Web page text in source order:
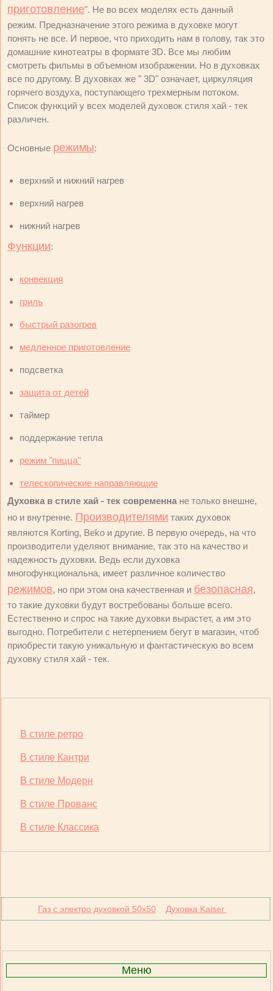
приготовление". Не во всех моделях есть данный
режим. Предназначение этого режима в духовке могут
понять не все. И первое, что приходить нам в голову, так это
домашние кинотеатры в формате 3D. Все мы любим
смотреть фильмы в объемном изображении. Но в духовках
все по другому. В духовках же " 3D" означает, циркуляция
горячего воздуха, поступающего трехмерным потоком.
Список функций у всех моделей духовок стиля хай - тек
различен.
Основные режимы:
верхний и нижний нагрев
верхний нагрев
нижний нагрев
Функции:
конвекция
гриль
быстрый разогрев
медленное приготовление
подсветка
защита от детей
таймер
поддержание тепла
режим "пицца"
телескопические направляющие
Духовка в стиле хай - тек современна не только внешне,
но и внутренне. Производителями таких духовок
являются Korting, Beko и другие. В первую очередь, на что
производители уделяют внимание, так это на качество и
надежность духовки. Ведь если духовка
многофункциональна, имеет различное количество
режимов, но при этом она качественная и безопасная,
то такие духовки будут востребованы больше всего.
Естественно и спрос на такие духовки вырастет, а им это
выгодно. Потребители с нетерпением бегут в магазин, чтоб
приобрести такую уникальную и фантастическую во всем
духовку стиля хай - тек.
В стиле ретро
В стиле Кантри
В стиле Модерн
В стиле Прованс
В стиле Классика
Газ с электро духовкой 50х50 Духовка Kaiser
Меню